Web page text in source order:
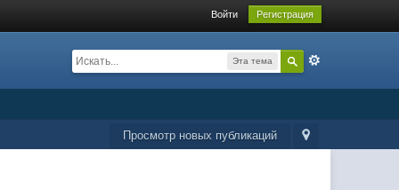
Войти Регистрация
Эта тема
Просмотр новых публикаций